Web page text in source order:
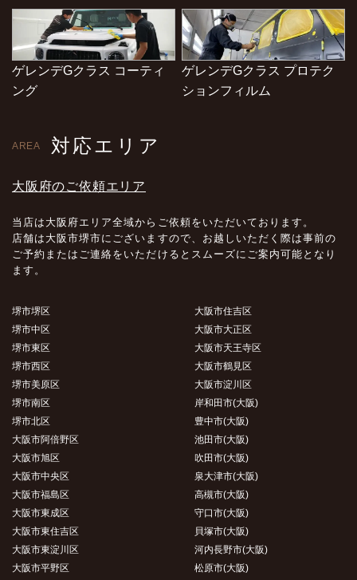
ゲレンデGクラス コーティ
ング
ゲレンデGクラス プロテク
ションフィルム
AREA 対応エリア
大阪府のご依頼エリア
当店は大阪府エリア全域からご依頼をいただいております。
店舗は大阪市堺市にございますので、お越しいただく際は事前の
ご予約またはご連絡をいただけるとスムーズにご案内可能となり
ます。
堺市堺区
堺市中区
堺市東区
堺市西区
堺市美原区
堺市南区
堺市北区
大阪市阿倍野区
大阪市旭区
大阪市中央区
大阪市福島区
大阪市東成区
大阪市東住吉区
大阪市東淀川区
大阪市平野区
大阪市住吉区
大阪市大正区
大阪市天王寺区
大阪市鶴見区
大阪市淀川区
岸和田市(大阪)
豊中市(大阪)
池田市(大阪)
吹田市(大阪)
泉大津市(大阪)
高槻市(大阪)
守口市(大阪)
貝塚市(大阪)
河内長野市(大阪)
松原市(大阪)